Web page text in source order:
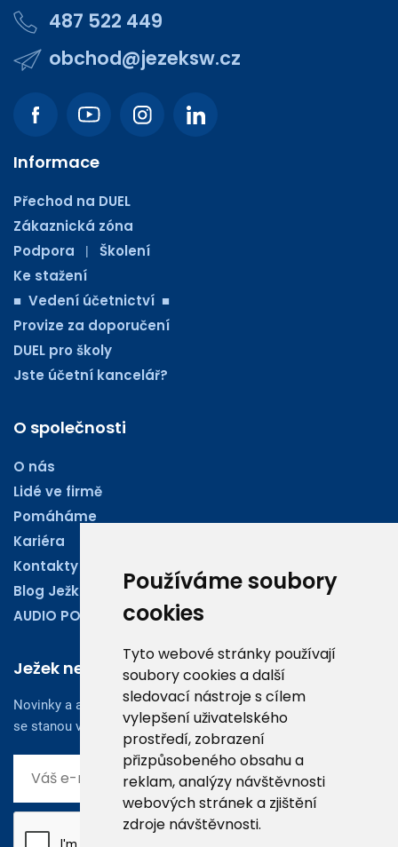
Používáme soubory
cookies
Tyto webové stránky používají
soubory cookies a další
sledovací nástroje s cílem
vylepšení uživatelského
prostředí, zobrazení
přizpůsobeného obsahu a
reklam, analýzy návštěvnosti
webových stránek a zjištění
zdroje návštěvnosti.
487 522 449
obchod@jezeksw.cz
Informace
Přechod na DUEL
Zákaznická zóna
Podpora
| Školení
Ke stažení
■ Vedení účetnictví ■
Provize za doporučení
DUEL pro školy
Jste účetní kancelář?
O společnosti
O nás
Lidé ve firmě
Pomáháme
Kariéra
Kontakty
Blog Ježkoviny
AUDIO PODCASTY
Ježek newsletter
Novinky a aktuality z oboru účetnictví, obchodu či legislativy
se stanou vaším dobrým rádcem.